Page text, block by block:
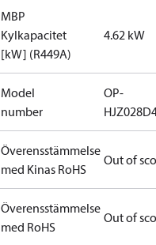
MBP
Kylkapacitet
[kW] (R449A)
4.62 kW
Model
number
OP-
Överensstämmelse
med Kinas RoHS
Out of
Överensstämmelse
med RoHS
Out of